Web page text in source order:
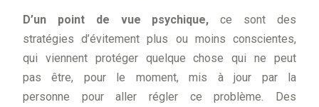
D’un point de vue psychique, ce sont des
stratégies d’évitement plus ou moins conscientes,
qui viennent protéger quelque chose qui ne peut
pas être, pour le moment, mis à jour par la
personne pour aller régler ce problème. Des